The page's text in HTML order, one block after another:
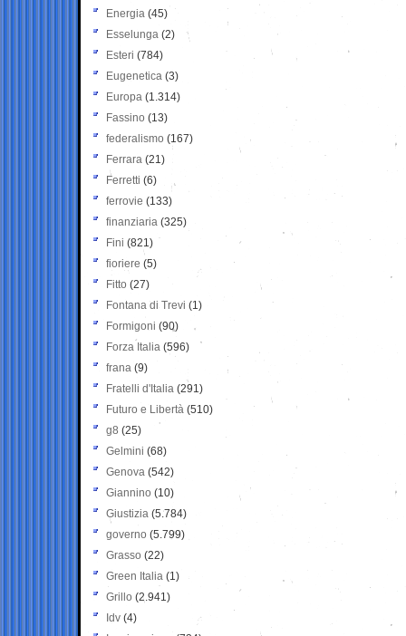
Energia (45)
Esselunga (2)
Esteri (784)
Eugenetica (3)
Europa (1.314)
Fassino (13)
federalismo (167)
Ferrara (21)
Ferretti (6)
ferrovie (133)
finanziaria (325)
Fini (821)
fioriere (5)
Fitto (27)
Fontana di Trevi (1)
Formigoni (90)
Forza Italia (596)
frana (9)
Fratelli d'Italia (291)
Futuro e Libertà (510)
g8 (25)
Gelmini (68)
Genova (542)
Giannino (10)
Giustizia (5.784)
governo (5.799)
Grasso (22)
Green Italia (1)
Grillo (2.941)
Idv (4)